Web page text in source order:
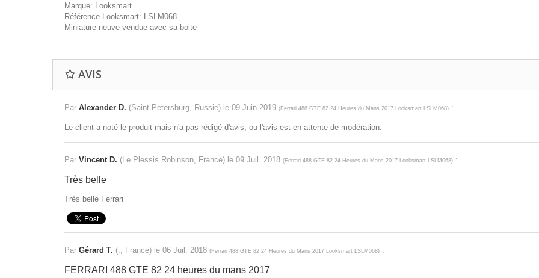
Marque: Looksmart
Référence Looksmart: LSLM068
Miniature neuve vendue avec sa boite
AVIS
Par Alexander D. (Saint Petersburg, Russie) le 09 Juin 2019 (Ferrari 488 GTE 82 24 Heures du Mans 2017 Looksmart LSLM068) :
Le client a noté le produit mais n'a pas rédigé d'avis, ou l'avis est en attente de modération.
Par Vincent D. (Le Plessis Robinson, France) le 09 Juil. 2018 (Ferrari 488 GTE 82 24 Heures du Mans 2017 Looksmart LSLM068) :
Très belle
Très belle Ferrari
Par Gérard T. (., France) le 06 Juil. 2018 (Ferrari 488 GTE 82 24 Heures du Mans 2017 Looksmart LSLM068) :
FERRARI 488 GTE 82 24 heures du mans 2017